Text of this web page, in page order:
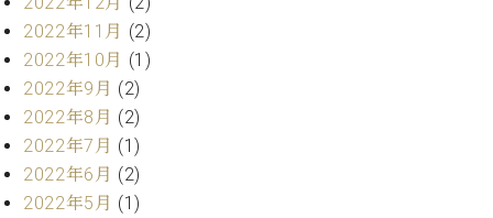
W.
ホ
フ
マ
ン
プ
ロ
フ
お
問
い
合
わ
2022年11月 (2)
2022年10月 (1)
2022年9月 (2)
2022年8月 (2)
2022年7月 (1)
2022年6月 (2)
2022年5月 (1)